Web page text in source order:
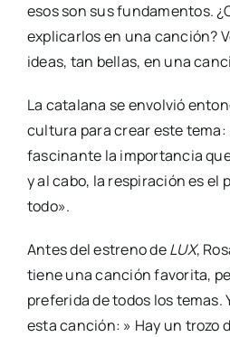
esos son sus fundamentos.
explicarlos en una canción?
ideas, tan bellas, en una
La catalana se envolvió
cultura para crear este tema:
fascinante la importancia
y al cabo, la respiración es el
todo».
Antes del estreno deLUX,
tiene una canción favorita,
preferida de todos los temas.
esta canción: » Hay un trozo